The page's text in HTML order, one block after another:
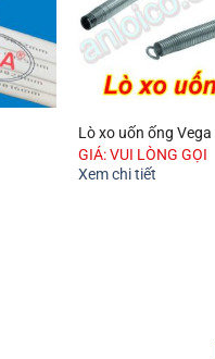
Lò xo uốn ống Vega
GIÁ: VUI LÒNG GỌI
Xem chi tiết